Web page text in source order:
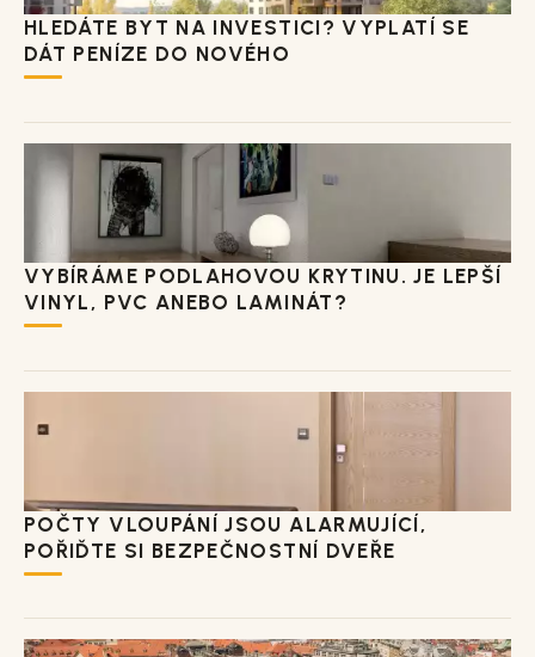
HLEDÁTE BYT NA INVESTICI? VYPLATÍ SE
DÁT PENÍZE DO NOVÉHO
VYBÍRÁME PODLAHOVOU KRYTINU. JE LEPŠÍ
VINYL, PVC ANEBO LAMINÁT?
POČTY VLOUPÁNÍ JSOU ALARMUJÍCÍ,
POŘIĎTE SI BEZPEČNOSTNÍ DVEŘE